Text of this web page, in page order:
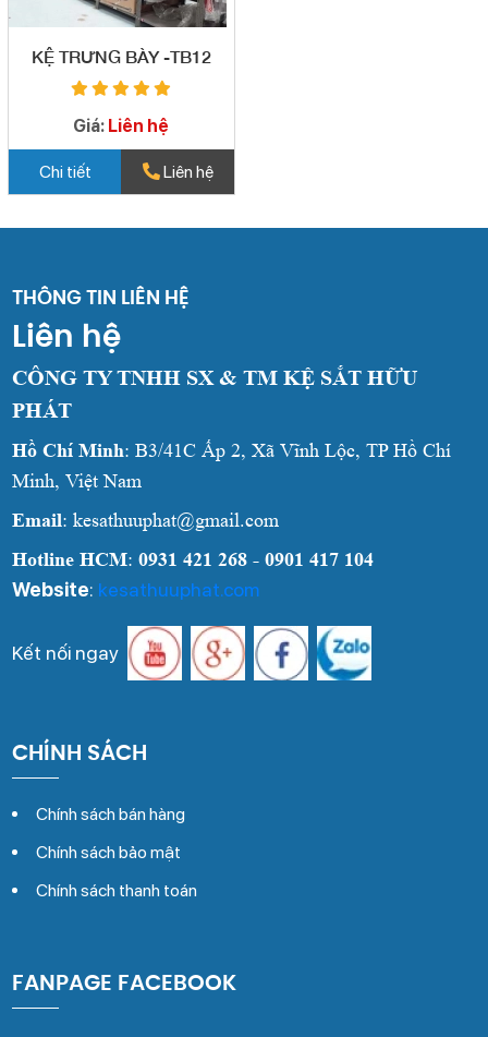
KỆ TRƯNG BÀY -TB12
Giá: Liên hệ
Chi tiết Liên hệ
THÔNG TIN LIÊN HỆ
Liên hệ
CÔNG TY TNHH SX & TM KỆ SẮT HỮU
PHÁT
Hồ Chí Minh: B3/41C Ấp 2, Xã Vĩnh Lộc, TP Hồ Chí
Minh, Việt Nam
Email: kesathuuphat@gmail.com
Hotline HCM:0931 421 268 - 0901 417 104
Website: kesathuuphat.com
Kết nối ngay
CHÍNH SÁCH
Chính sách bán hàng
Chính sách bảo mật
Chính sách thanh toán
FANPAGE FACEBOOK